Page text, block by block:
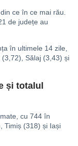
ce în ce mai rău.
de județe au
în ultimele 14 zile,
Sălaj (3,43) și
și totalul
cu 744 în
Timiș (318) și Iași